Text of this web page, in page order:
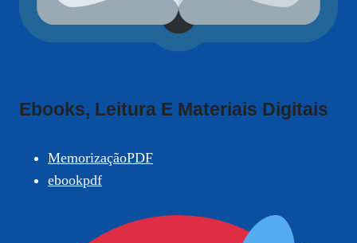
Ebooks, Leitura E Materiais Digitais
MemorizaçãoPDF
ebookpdf